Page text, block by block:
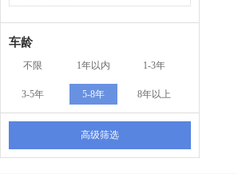
车龄
不限 1年以内 1-3年
3-5年 5-8年 8年以上
高级筛选